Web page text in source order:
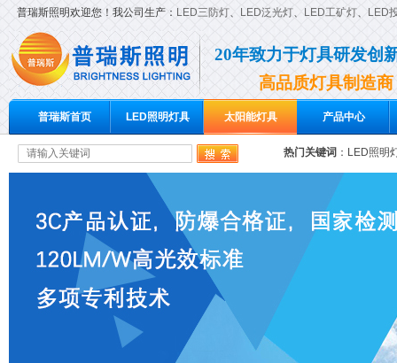
普瑞斯照明欢迎您！我公司生产： LED三防灯、 LED泛光灯、 LED工矿灯、 LED
20年致力于灯具研发创
高品质灯具制造商
普瑞斯首页 LED照明灯具 太阳能灯具 产品中心
热门关键词 ： LED照明